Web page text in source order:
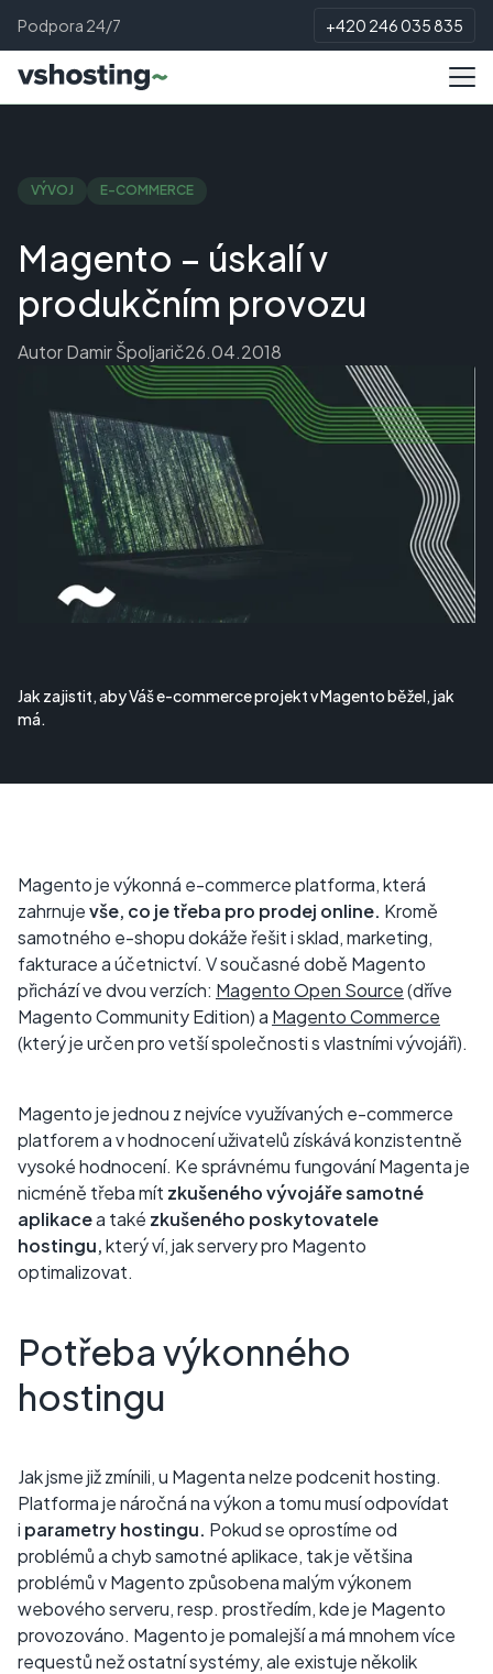
Podpora 24/7 +420 246 035 835
VÝVOJ E-COMMERCE
Magento – úskalí v
produkčním provozu
AutorDamir Špoljarič26.04.2018
Jak zajistit, aby Váš e-commerce projekt v Magento běžel, jak
má.
Magento je výkonná e-commerce platforma, která
zahrnujevše, co je třeba pro prodej online. Kromě
samotného e-shopu dokáže řešit i sklad, marketing,
fakturace a účetnictví. V současné době Magento
přichází ve dvou verzích: Magento Open Source(dříve
Magento Community Edition) a Magento Commerce
(který je určen pro vetší společnosti s vlastními vývojáři).
Magento je jednou z nejvíce využívaných e-commerce
platforem a v hodnocení uživatelů získává konzistentně
vysoké hodnocení. Ke správnému fungování Magenta je
nicméně třeba mít zkušeného vývojáře samotné
aplikacea také zkušeného poskytovatele
hostingu,který ví, jak servery pro Magento
optimalizovat.
Potřeba výkonného
hostingu
Jak jsme již zmínili, u Magenta nelze podcenit hosting.
Platforma je náročná na výkon a tomu musí odpovídat
i parametry hostingu. Pokud se oprostíme od
problémů a chyb samotné aplikace, tak je většina
problémů v Magento způsobena malým výkonem
webového serveru, resp. prostředím, kde je Magento
provozováno. Magento je pomalejší a má mnohem více
requestů než ostatní systémy, ale existuje několik